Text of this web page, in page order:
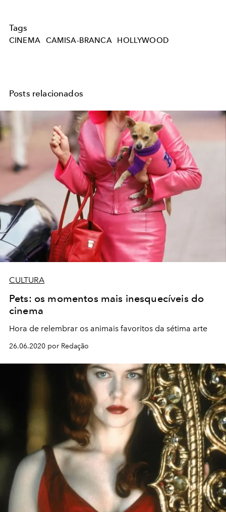
Tags
CINEMA CAMISA-BRANCA HOLLYWOOD
Posts relacionados
CULTURA
Pets: os momentos mais inesquecíveis do
cinema
Hora de relembrar os animais favoritos da sétima arte
26.06.2020 por Redação